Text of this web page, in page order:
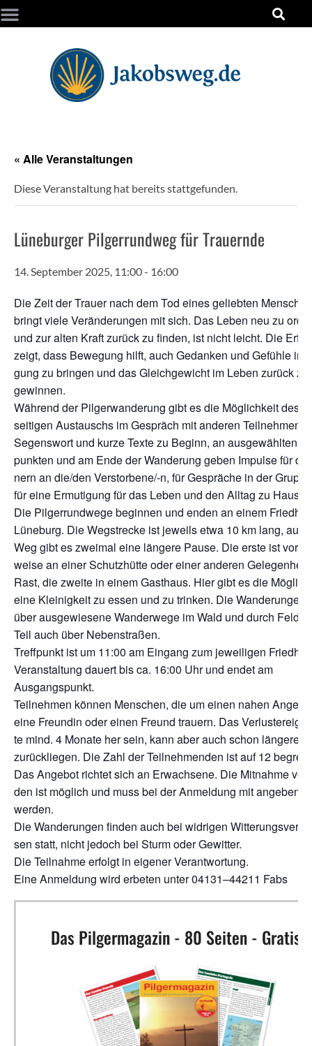
« Alle Veranstaltungen
Diese Veranstaltung hat bereits stattgefunden.
Lüneburger Pilgerrundweg für Trauernde
14. September 2025, 11:00- 16:00
Die Zeit der Trau­er nach dem Tod eines gelieb­ten Men­schen
bringt vie­le Ver­än­de­run­gen mit sich. Das Leben neu zu
und zur alten Kraft zurück zu fin­den, ist nicht leicht. Die
zeigt, dass Bewe­gung hilft, auch Gedan­ken und Gefüh­le in
gung zu brin­gen und das Gleich­ge­wicht im Leben zurück zu
gewinnen.
Wäh­rend der Pil­ger­wan­de­rung gibt es die Mög­lich­keit des
sei­ti­gen Aus­tauschs im Gespräch mit ande­ren
Segens­wort und kur­ze Tex­te zu Beginn, an aus­ge­wähl­ten
punk­ten und am Ende der Wan­de­rung geben Impul­se für
nern an die/den Ver­stor­be­ne/-n, für Gesprä­che in der
für eine Ermu­ti­gung für das Leben und den All­tag zu Hause.
Die Pil­ger­rund­we­ge begin­nen und enden an einem
Lüne­burg. Die Weg­stre­cke ist jeweils etwa 10 km lang, auf
Weg gibt es zwei­mal eine län­ge­re Pau­se. Die ers­te ist
wei­se an einer Schutz­hüt­te oder einer ande­ren Gele­gen­heit
Rast, die zwei­te in einem Gast­haus. Hier gibt es die
eine Klei­nig­keit zu essen und zu trin­ken. Die Wan­de­run­gen
über aus­ge­wie­se­ne Wan­der­we­ge im Wald und durch
Teil auch über Nebenstraßen.
Treff­punkt ist um 11:00 am Ein­gang zum jewei­li­gen
Ver­an­stal­tung dau­ert bis ca. 16:00 Uhr und endet am
Ausgangspunkt.
Teil­neh­men kön­nen Men­schen, die um einen nahen
eine Freun­din oder einen Freund trau­ern. Das
te mind. 4 Mona­te her sein, kann aber auch schon län­ge­re
zurück­lie­gen. Die Zahl der Teil­neh­men­den ist auf 12
Das Ange­bot rich­tet sich an Erwach­se­ne. Die Mit­nah­me
den ist mög­lich und muss bei der Anmel­dung mit ange­ben
werden.
Die Wan­de­run­gen fin­den auch bei wid­ri­gen
sen statt, nicht jedoch bei Sturm oder Gewitter.
Die Teil­nah­me erfolgt in eige­ner Verantwortung.
Eine Anmel­dung wird erbe­ten unter 04131–44211 Fabs
Das Pilgermagazin - 80 Seiten - Gratis!